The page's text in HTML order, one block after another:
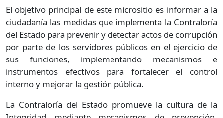
El objetivo principal de este micrositio es informar a la
ciudadanía las medidas que implementa la Contraloría
del Estado para prevenir y detectar actos de corrupción
por parte de los servidores públicos en el ejercicio de
sus funciones, implementando mecanismos e
instrumentos efectivos para fortalecer el control
interno y mejorar la gestión pública.
La Contraloría del Estado promueve la cultura de la